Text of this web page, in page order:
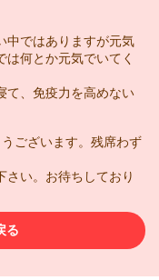
中ではありますが元気
何とか元気でいてく
て、免疫力を高めない
ございます。残席わず
さい。お待ちしており
る